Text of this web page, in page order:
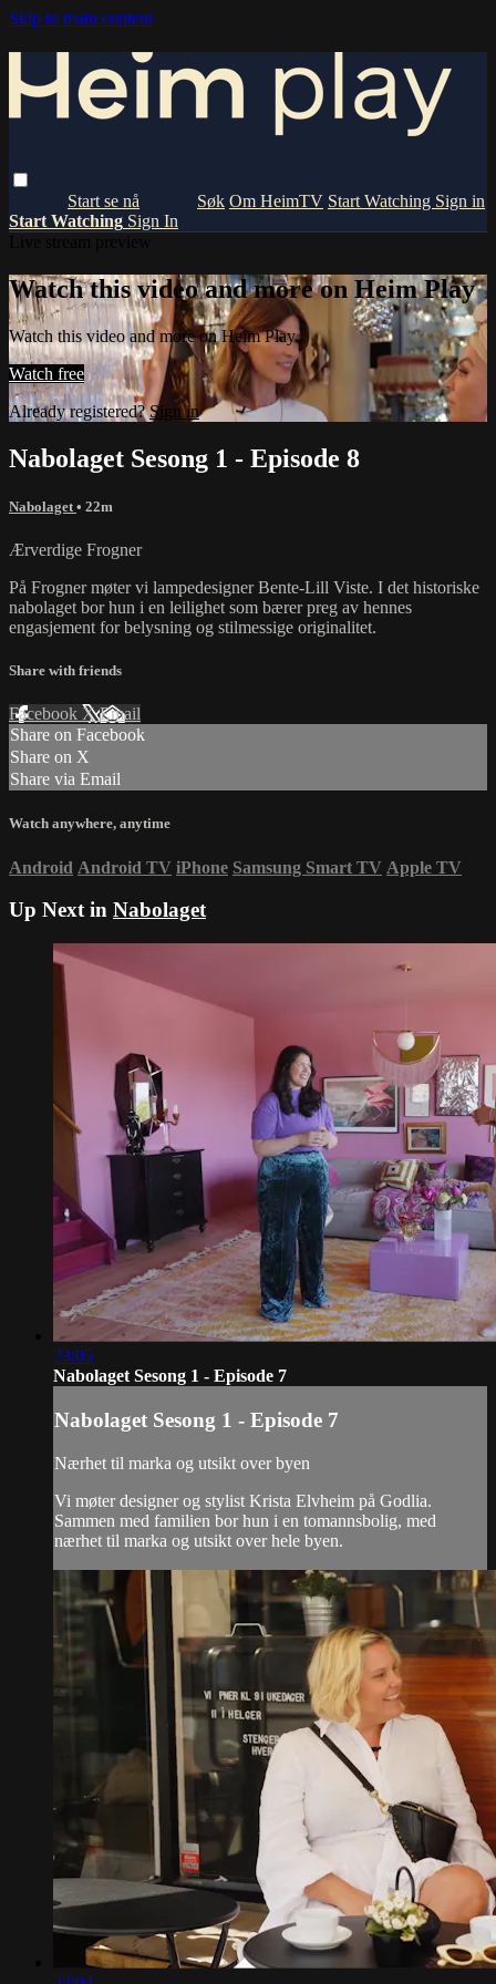
Skip to main content
Om HeimTV Start Watching Sign in
Start Watching Sign In
Watch this video and more on Heim Play
Watch this video and more on Heim Play
Watch free
Already registered?Sign in
Nabolaget Sesong 1 - Episode 8
Nabolaget • 22m
Ærverdige Frogner
På Frogner møter vi lampedesigner Bente-Lill Viste. I det historiske
nabolaget bor hun i en leilighet som bærer preg av hennes
engasjement for belysning og stilmessige originalitet.
Share with friends
Facebook XEmail
Share on Facebook
Share on X
Share via Email
Watch anywhere, anytime
Android Android TV iPhone Samsung Smart TV Apple TV
Up Next in Nabolaget
23:05
Nabolaget Sesong 1 - Episode 7
Nabolaget Sesong 1 - Episode 7
Nærhet til marka og utsikt over byen
Vi møter designer og stylist Krista Elvheim på Godlia.
Sammen med familien bor hun i en tomannsbolig, med
nærhet til marka og utsikt over hele byen.